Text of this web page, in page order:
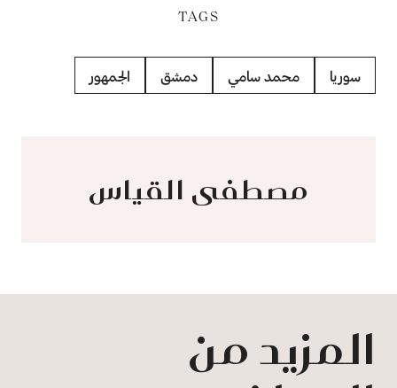
TAGS
سوريا محمد سامي دمشق الجمهور
مصطفى القياس
المزيد من